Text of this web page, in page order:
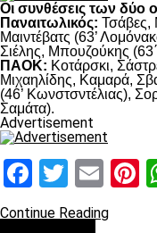
Οι συνθέσεις των δύο
Παναιτωλικός: Τσάβες,
Μαιντέβατς (63’
Σιέλης, Μπουζούκης
ΠΑΟΚ: Κοτάρσκι,
Μιχαηλίδης, Καμαρά,
(46’ Κωνστσντέλιας),
Σαμάτα).
Advertisement
Facebook
Twitter
Continue Reading